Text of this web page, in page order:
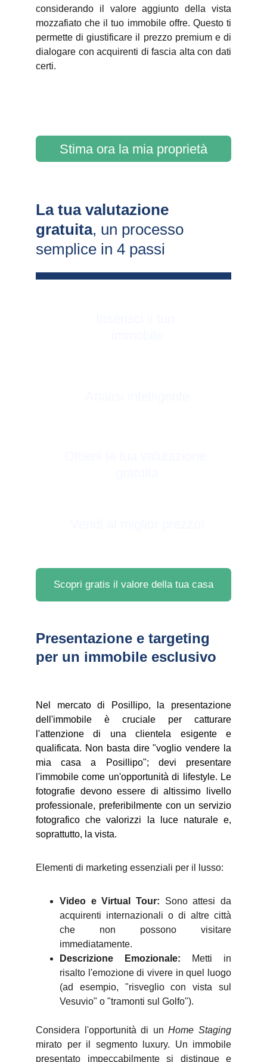
considerando il valore aggiunto della vista
mozzafiato che il tuo immobile offre. Questo ti
permette di giustificare il prezzo premium e di
dialogare con acquirenti di fascia alta con dati
certi.
Stima ora la mia proprietà
Scopri gratis il valore della tua casa
La tua valutazione
gratuita, un processo
semplice in 4 passi
Presentazione e targeting
per un immobile esclusivo
Nel mercato di Posillipo, la presentazione
dell'immobile è cruciale per catturare
l'attenzione di una clientela esigente e
qualificata. Non basta dire "voglio vendere la
mia casa a Posillipo"; devi presentare
l'immobile come un'opportunità di lifestyle. Le
fotografie devono essere di altissimo livello
professionale, preferibilmente con un servizio
fotografico che valorizzi la luce naturale e,
soprattutto, la vista.
Elementi di marketing essenziali per il lusso:
Video e Virtual Tour: Sono attesi da
acquirenti internazionali o di altre città
che non possono visitare
immediatamente.
Descrizione Emozionale: Metti in
risalto l'emozione di vivere in quel luogo
(ad esempio, "risveglio con vista sul
Vesuvio" o "tramonti sul Golfo").
Considera l'opportunità di unHome Staging
mirato per il segmento luxury. Un immobile
presentato impeccabilmente si distingue e